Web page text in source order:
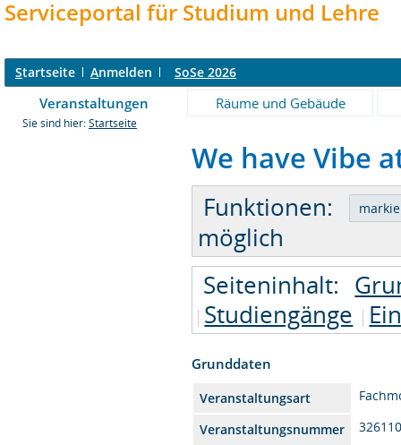
Serviceportal für Studium und Lehre
Startseite Anmelden SoSe 2026
Veranstaltungen Räume und Gebäude
Sie sind hier: Startseite
We have Vibe
Funktionen:
möglich
Seiteninhalt:
Studiengänge
Grunddaten
Veranstaltungsart
Veranstaltungsnummer